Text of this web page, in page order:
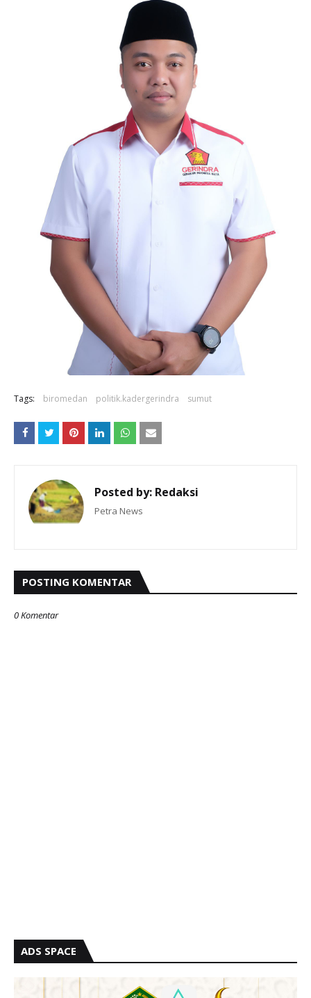
Tags: biromedan politik.kadergerindra sumut
Posted by: Redaksi
Petra News
POSTING KOMENTAR
0 Komentar
ADS SPACE